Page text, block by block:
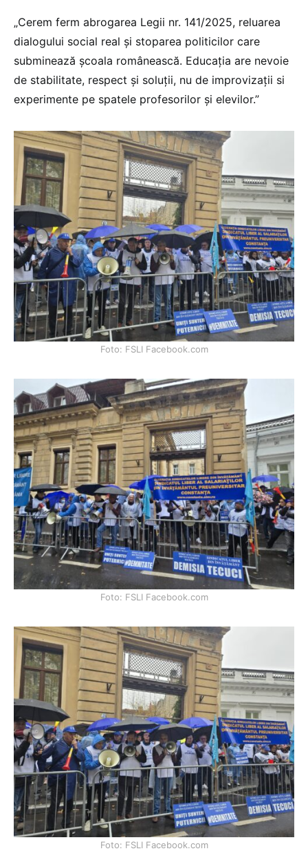
„Cerem ferm abrogarea Legii nr. 141/2025, reluarea
dialogului social real și stoparea politicilor care
subminează școala românească. Educația are nevoie
de stabilitate, respect și soluții, nu de improvizații si
experimente pe spatele profesorilor și elevilor.”
Foto: FSLI Facebook.com
Foto: FSLI Facebook.com
Foto: FSLI Facebook.com